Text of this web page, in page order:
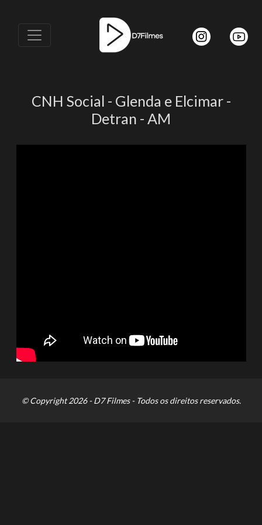
CNH Social - Glenda e Elcimar -
Detran - AM
© Copyright 2026 - D7 Filmes - Todos os direitos reservados.